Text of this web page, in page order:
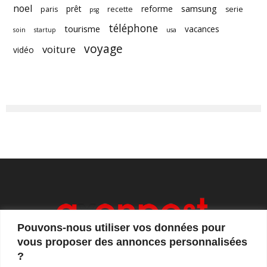
Pouvons-nous utiliser vos données pour
vous proposer des annonces personnalisées
?
noel paris prêt psg recette reforme samsung serie
soin startup tourisme téléphone usa
vacances
vidéo
voiture voyage